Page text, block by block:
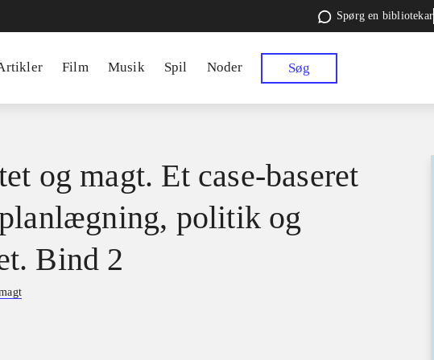
Spørg en bibliotekar
Film Musik Spil Noder Søg
og magt. Et case-baseret
politik og
Bind 2